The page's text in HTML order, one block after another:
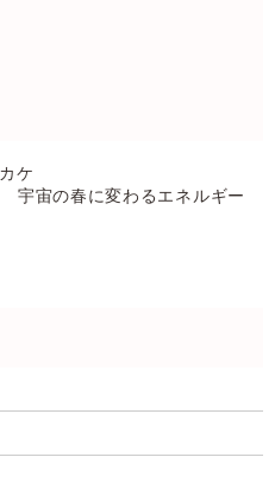
ケ
宇宙の春に変わるエネルギー